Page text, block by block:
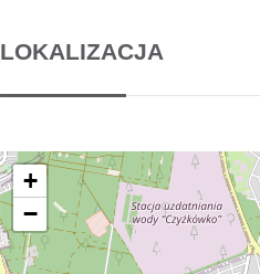
LOKALIZACJA
+
−